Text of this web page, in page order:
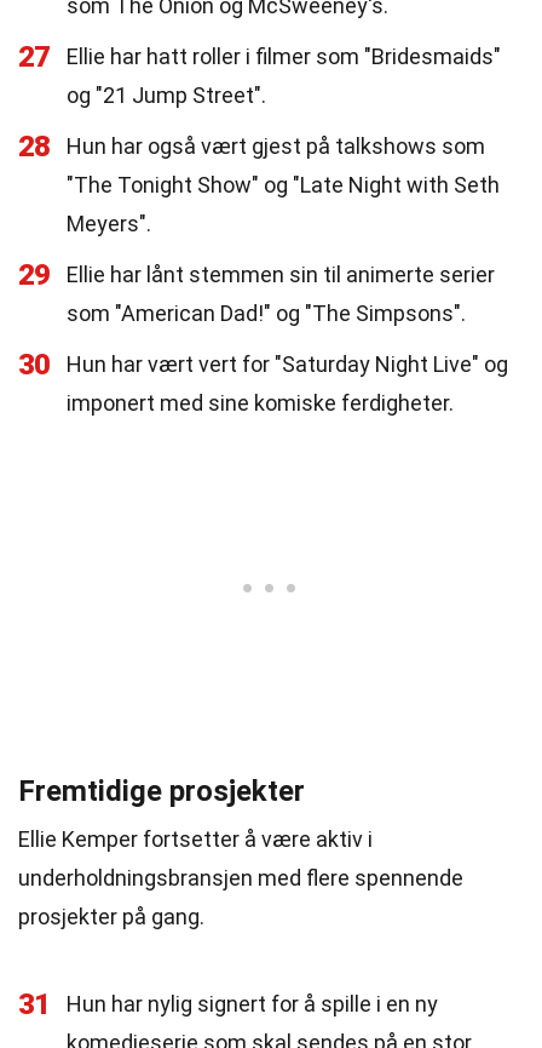
som The Onion og McSweeney's.
27
Ellie har hatt roller i filmer som "Bridesmaids"
og "21 Jump Street".
28
Hun har også vært gjest på talkshows som
"The Tonight Show" og "Late Night with Seth
Meyers".
29
Ellie har lånt stemmen sin til animerte serier
som "American Dad!" og "The Simpsons".
30
Hun har vært vert for "Saturday Night Live" og
imponert med sine komiske ferdigheter.
Fremtidige prosjekter
Ellie Kemper fortsetter å være aktiv i
underholdningsbransjen med flere spennende
prosjekter på gang.
31
Hun har nylig signert for å spille i en ny
komedieserie som skal sendes på en stor